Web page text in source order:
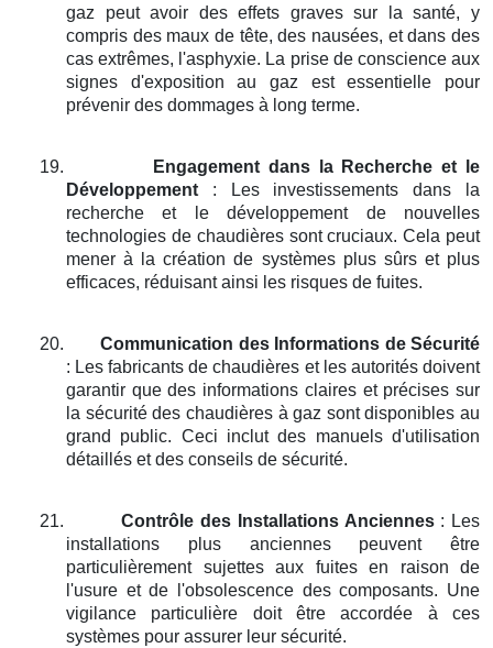
gaz peut avoir des effets graves sur la santé, y
compris des maux de tête, des nausées, et dans des
cas extrêmes, l'asphyxie. La prise de conscience aux
signes d'exposition au gaz est essentielle pour
prévenir des dommages à long terme.
19.
Engagement dans la Recherche et le
Développement: Les investissements dans la
recherche et le développement de nouvelles
technologies de chaudières sont cruciaux. Cela peut
mener à la création de systèmes plus sûrs et plus
efficaces, réduisant ainsi les risques de fuites.
20.
Communication des Informations de Sécurité
: Les fabricants de chaudières et les autorités doivent
garantir que des informations claires et précises sur
la sécurité des chaudières à gaz sont disponibles au
grand public. Ceci inclut des manuels d'utilisation
détaillés et des conseils de sécurité.
21. Contrôle des Installations Anciennes: Les
installations plus anciennes peuvent être
particulièrement sujettes aux fuites en raison de
l'usure et de l'obsolescence des composants. Une
vigilance particulière doit être accordée à ces
systèmes pour assurer leur sécurité.